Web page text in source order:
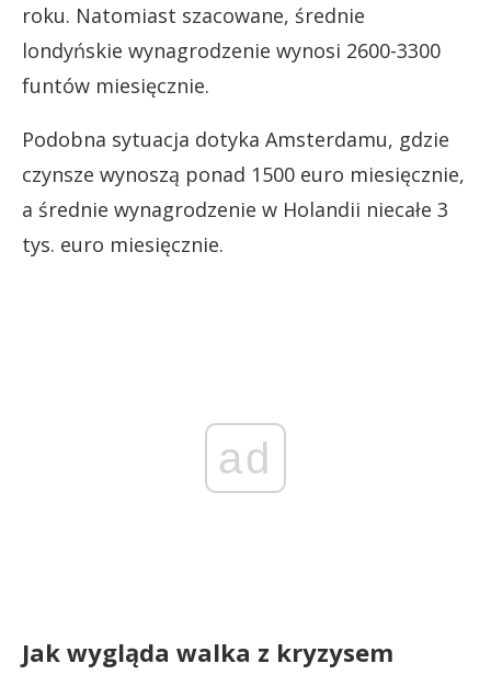
roku. Natomiast szacowane, średnie
londyńskie wynagrodzenie wynosi 2600-3300
funtów miesięcznie.
Podobna sytuacja dotyka Amsterdamu, gdzie
czynsze wynoszą ponad 1500 euro miesięcznie,
a średnie wynagrodzenie w Holandii niecałe 3
tys. euro miesięcznie.
ad
Jak wygląda walka z kryzysem